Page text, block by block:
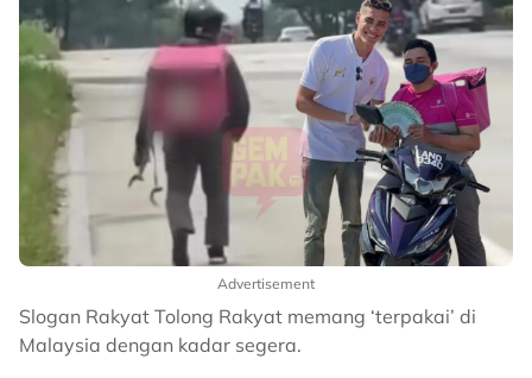
Advertisement
Slogan Rakyat Tolong Rakyat memang ‘terpakai’ di
Malaysia dengan kadar segera.